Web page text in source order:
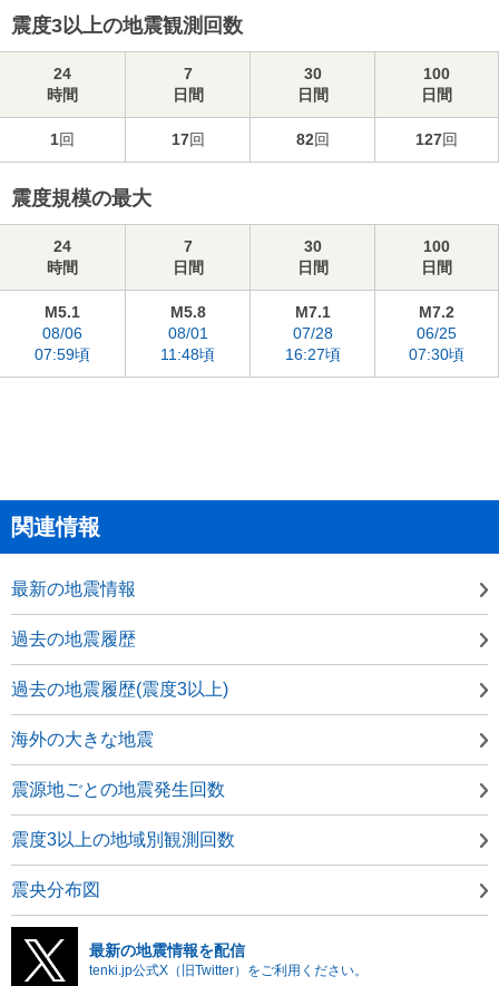
震度3以上の地震観測回数
24
時間
7
日間
30
日間
100
日間
1回 17回 82回 127回
震度規模の最大
24
時間
7
日間
30
日間
100
日間
M5.1
08/06
07:59頃
M5.8
08/01
11:48頃
M7.1
07/28
16:27頃
M7.2
06/25
07:30頃
関連情報
最新の地震情報
過去の地震履歴
過去の地震履歴(震度3以上)
海外の大きな地震
震源地ごとの地震発生回数
震度3以上の地域別観測回数
震央分布図
最新の地震情報を配信
tenki.jp公式X（旧Twitter）をご利用ください。